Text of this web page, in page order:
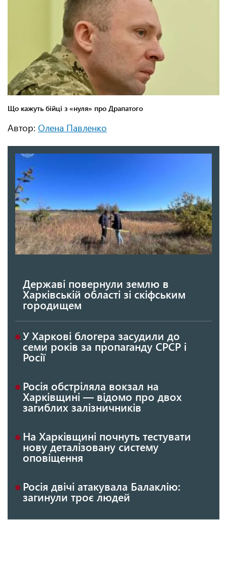
Автор: Олена Павленко
Державі повернули землю в
Харківській області зі скіфським
городищем
У Харкові блогера засудили до
семи років за пропаганду СРСР і
Росії
Росія обстріляла вокзал на
Харківщині — відомо про двох
загиблих залізничників
На Харківщині почнуть тестувати
нову деталізовану систему
оповіщення
Росія двічі атакувала Балаклію:
загинули троє людей